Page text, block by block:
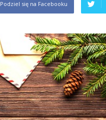
Podziel się na Facebooku